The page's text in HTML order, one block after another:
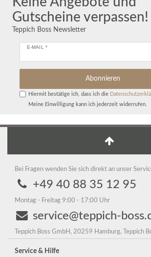
Gutscheine verpassen!
Teppich Boss Newsletter
E-MAIL *
Abonnieren
Hiermit bestätige ich, dass ich die
Meine Einwilligung kann ich jederzeit widerrufen.
Bei Fragen wenden Sie sich direkt an unser
+49 40 88 35 12 95
Montag - Freitag 9:00 - 17:00 Uhr
service@teppich-
Teppich Boss GmbH, 20259 Hamburg, Teppich
Service & Hilfe